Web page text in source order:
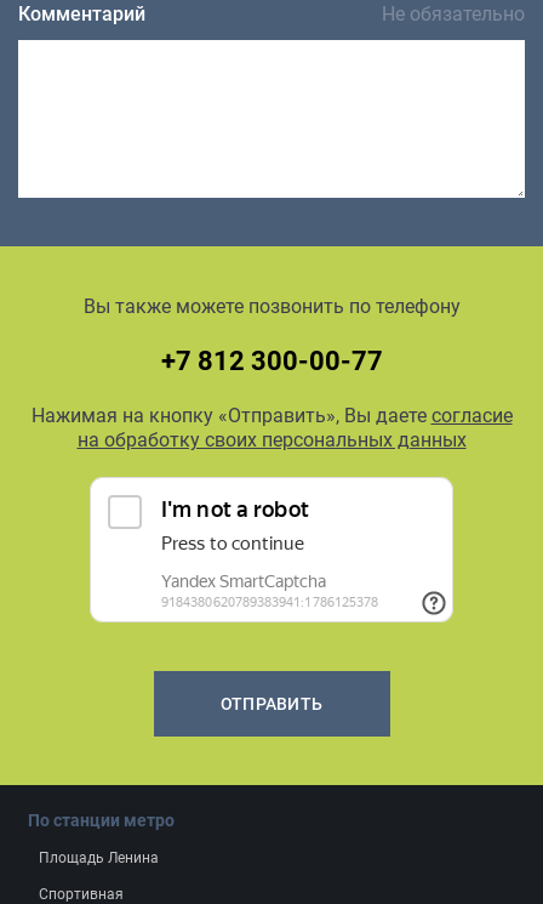
Комментарий Не обязательно
Вы также можете позвонить по телефону
+7 812 300-00-77
Нажимая на кнопку «Отправить», Вы даете согласие
на обработку своих персональных данных
ОТПРАВИТЬ
По станции метро
Площадь Ленина
Спортивная